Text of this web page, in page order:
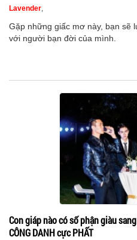
Lavender,
Gặp những giấc mơ này, bạn sẽ
với người bạn đời của mình.
Con giáp nào có số phận giàu
CÔNG DANH cực PHẤT